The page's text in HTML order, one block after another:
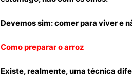
Devemos sim: comer para viver e
Como preparar o arroz
Existe, realmente, uma técnica